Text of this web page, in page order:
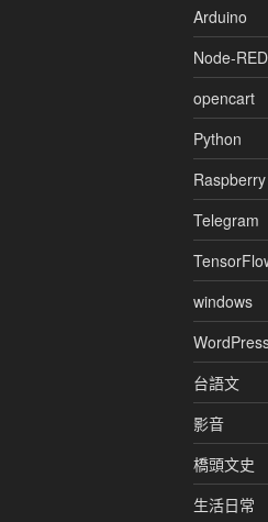
Arduino
Node-RED
opencart
Python
Telegram
windows
台語文
影音
橋頭文史
生活日常